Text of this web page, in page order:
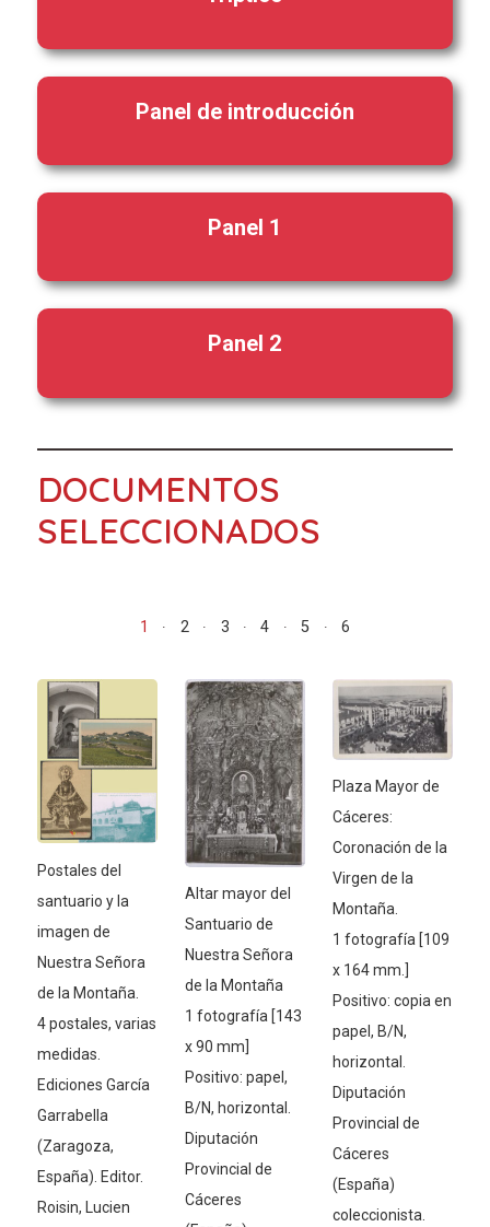
Panel de introducción
Panel 1
Panel 2
DOCUMENTOS
SELECCIONADOS
1 2 3 4 5 6
Postales del
santuario y la
imagen de
Nuestra Señora
de la Montaña.
4 postales, varias
medidas.
Ediciones García
Garrabella
(Zaragoza,
España). Editor.
Roisin, Lucien
Altar mayor del
Santuario de
Nuestra Señora
de la Montaña
1 fotografía [143
x 90 mm]
Positivo: papel,
B/N, horizontal.
Diputación
Provincial de
Cáceres
Plaza Mayor de
Cáceres:
Coronación de la
Virgen de la
Montaña.
1 fotografía [109
x 164 mm.]
Positivo: copia en
papel, B/N,
horizontal.
Diputación
Provincial de
Cáceres
(España)
coleccionista.